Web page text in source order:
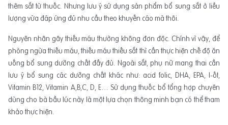
thêm sắt từ thuốc. Nhưng lưu ý sử dụng sản phẩm bổ sung sắt ở liều
lượng vừa đáp ứng đủ nhu cầu theo khuyến cáo mà thôi.
Nguyên nhân gây thiếu máu thường không đơn độc. Chính vì vậy, để
phòng ngừa thiếu máu, thiếu máu thiếu sắt thì cần thực hiện chế độ ăn
uống bổ sung dưỡng chất đầy đủ. Ngoài sắt, phụ nữ mang thai cần
lưu ý bổ sung các dưỡng chất khác như: acid folic, DHA, EPA, I-ốt,
Vitamin B12, Vitamin A,B,C, D, E… Sử dụng thuốc bổ tổng hợp chuyên
dùng cho bà bầu lúc này là một lựa chọn thông minh bạn có thể tham
khảo thực hiện.